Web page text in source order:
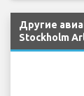
Другие
Stockholm